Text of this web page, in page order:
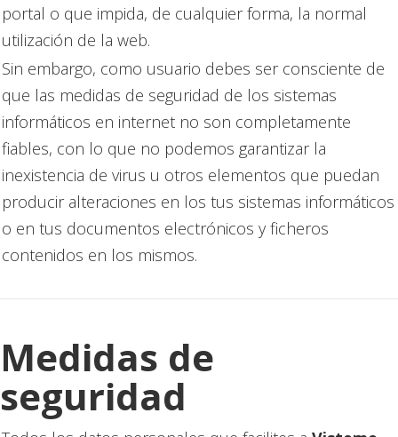
portal o que impida, de cualquier forma, la normal
utilización de la web.
Sin embargo, como usuario debes ser consciente de
que las medidas de seguridad de los sistemas
informáticos en internet no son completamente
fiables, con lo que no podemos garantizar la
inexistencia de virus u otros elementos que puedan
producir alteraciones en los tus sistemas informáticos
o en tus documentos electrónicos y ficheros
contenidos en los mismos.
Medidas de
seguridad